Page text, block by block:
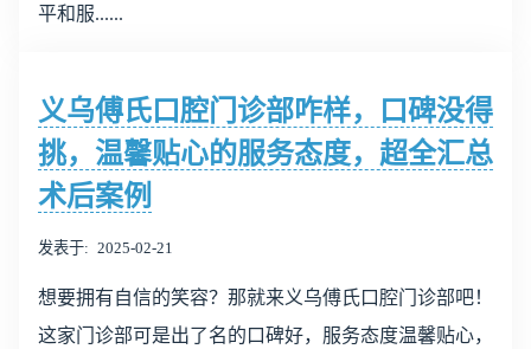
平和服......
义乌傅氏口腔门诊部咋样，口碑没得
挑，温馨贴心的服务态度，超全汇总
术后案例
发表于 2025-02-21
想要拥有自信的笑容？那就来义乌傅氏口腔门诊部吧！
这家门诊部可是出了名的口碑好，服务态度温馨贴心，